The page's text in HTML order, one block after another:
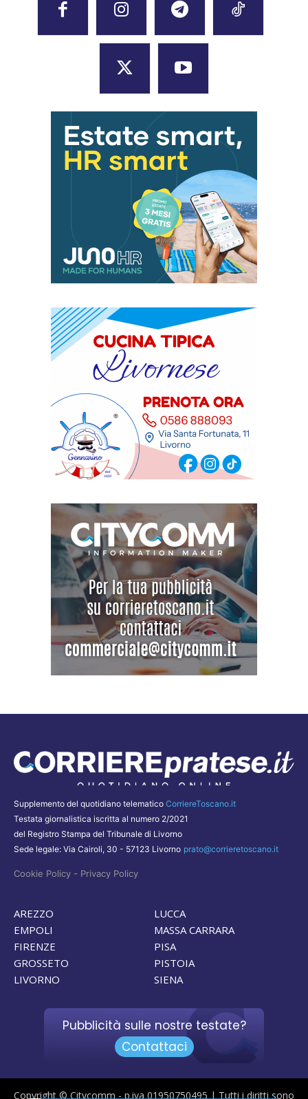
Supplemento del quotidiano telematico CorriereToscano.it
Testata giornalistica iscritta al numero 2/2021
del Registro Stampa del Tribunale di Livorno
Sede legale: Via Cairoli, 30 - 57123 Livorno prato@corrieretoscano.it
Cookie Policy - Privacy Policy
AREZZO
EMPOLI
FIRENZE
GROSSETO
LIVORNO
LUCCA
MASSA CARRARA
PISA
PISTOIA
SIENA
Pubblicità sulle nostre testate?
Contattaci
Copyright © Citycomm - p.iva 01950750495 | Tutti i diritti sono